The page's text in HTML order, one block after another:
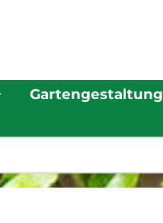
Gartengestaltung